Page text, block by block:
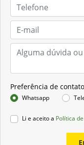
Preferência de
Whatsapp
Li e aceito a Política